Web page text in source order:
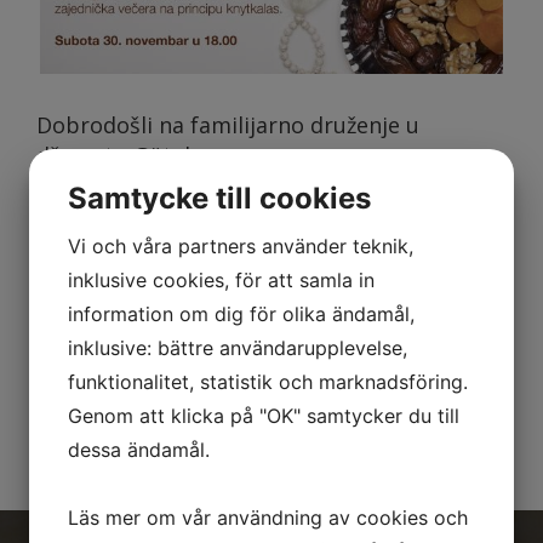
Dobrodošli na familijarno druženje u
džematu Göteborg.
Uz razgovor o aktuelnim temama možemo
se poslužiti zajedničkom večerom na
principu "knytkalas", dakle da svako donese
omiljeno jelo svoje porodice i/ili neku
poslasticu.
Svi su dobrodošli i nije potrebna prethodna
prijava.
Samtycke till cookies
Vi och våra partners använder teknik,
inklusive cookies, för att samla in
information om dig för olika ändamål,
inklusive: bättre användarupplevelse,
funktionalitet, statistik och marknadsföring.
Genom att klicka på "OK" samtycker du till
dessa ändamål.
Läs mer om vår användning av cookies och